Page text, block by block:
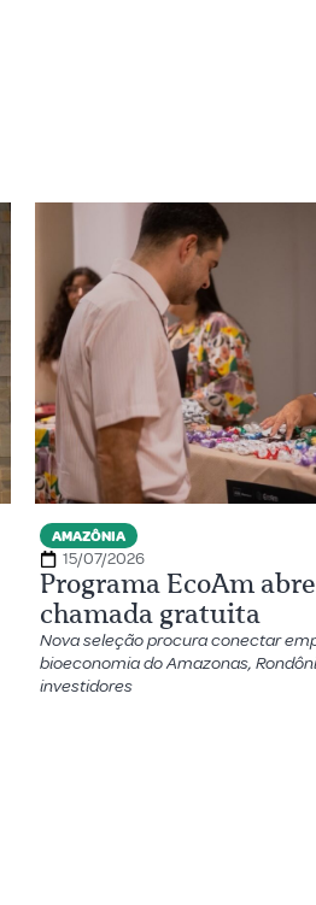
AMAZÔNIA
15/07/2026
Programa EcoAm
chamada gratuita
Nova seleção procura conectar
bioeconomia do Amazonas,
investidores